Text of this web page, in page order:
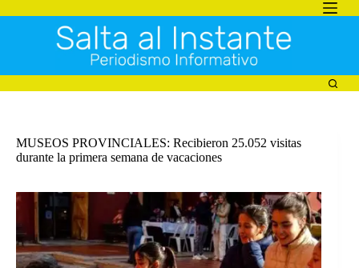
al
MUSEOS PROVINCIALES: Recibieron 25.052 visitas
durante la primera semana de vacaciones